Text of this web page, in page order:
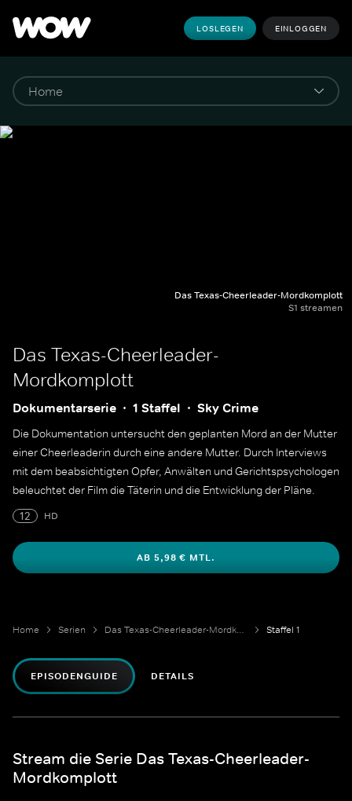
LOSLEGEN EINLOGGEN
Das Texas-Cheerleader-Mordkomplott
S1 streamen
Das Texas-Cheerleader-
Mordkomplott
Dokumentarserie 1 Staffel Sky Crime
Die Dokumentation untersucht den geplanten Mord an der Mutter
einer Cheerleaderin durch eine andere Mutter. Durch Interviews
mit dem beabsichtigten Opfer, Anwälten und Gerichtspsychologen
beleuchtet der Film die Täterin und die Entwicklung der Pläne.
12
HD
AB 5,98 € MTL.
Home Serien Das Texas-Cheerleader-Mordkomplott Staffel 1
EPISODENGUIDE DETAILS
Stream die Serie Das Texas-Cheerleader-
Mordkomplott